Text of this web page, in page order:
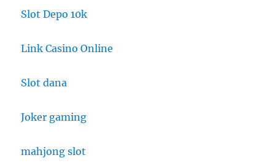
Slot Depo 10k
Link Casino Online
Slot dana
Joker gaming
mahjong slot